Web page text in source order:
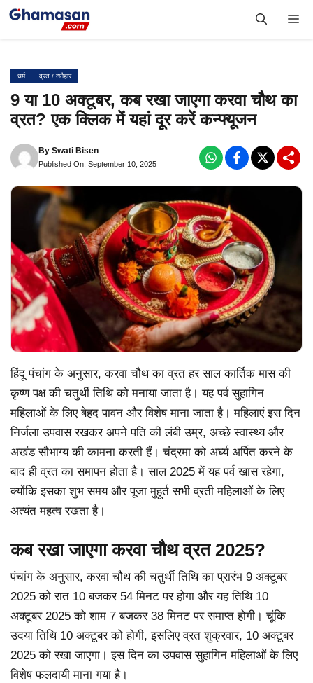
Skip
धर्म व्रत / त्यौहार
9 या 10 अक्टूबर, कब रखा जाएगा करवा चौथ का
व्रत? एक क्लिक में यहां दूर करें कन्फ्यूजन
By Swati Bisen
Published On: September 10, 2025
हिंदू पंचांग के अनुसार, करवा चौथ का व्रत हर साल कार्तिक मास की
कृष्ण पक्ष की चतुर्थी तिथि को मनाया जाता है। यह पर्व सुहागिन
महिलाओं के लिए बेहद पावन और विशेष माना जाता है। महिलाएं इस दिन
निर्जला उपवास रखकर अपने पति की लंबी उम्र, अच्छे स्वास्थ्य और
अखंड सौभाग्य की कामना करती हैं। चंद्रमा को अर्घ्य अर्पित करने के
बाद ही व्रत का समापन होता है। साल 2025 में यह पर्व खास रहेगा,
क्योंकि इसका शुभ समय और पूजा मुहूर्त सभी व्रती महिलाओं के लिए
अत्यंत महत्व रखता है।
कब रखा जाएगा करवा चौथ व्रत 2025?
पंचांग के अनुसार, करवा चौथ की चतुर्थी तिथि का प्रारंभ 9 अक्टूबर
2025 को रात 10 बजकर 54 मिनट पर होगा और यह तिथि 10
अक्टूबर 2025 को शाम 7 बजकर 38 मिनट पर समाप्त होगी। चूंकि
उदया तिथि 10 अक्टूबर को होगी, इसलिए व्रत शुक्रवार, 10 अक्टूबर
2025 को रखा जाएगा। इस दिन का उपवास सुहागिन महिलाओं के लिए
विशेष फलदायी माना गया है।